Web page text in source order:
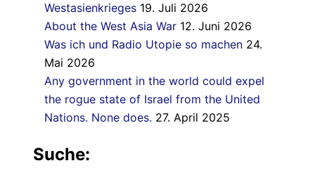
Westasienkrieges 19. Juli 2026
About the West Asia War 12. Juni 2026
Was ich und Radio Utopie so machen 24.
Mai 2026
Any government in the world could expel
the rogue state of Israel from the United
Nations. None does. 27. April 2025
Suche: